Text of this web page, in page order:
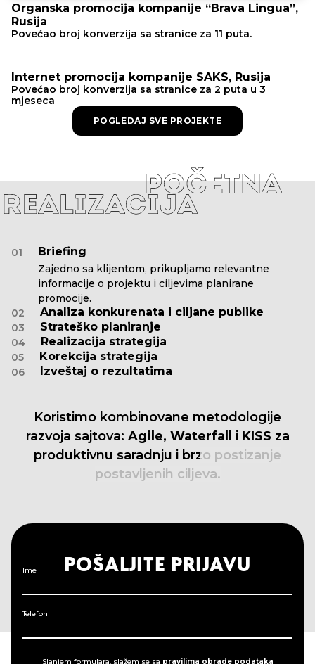
Organska promocija kompanije “Brava Lingua”,
Rusija
Povećao broj konverzija sa stranice za 11 puta.
Internet promocija kompanije SAKS, Rusija
Povećao broj konverzija sa stranice za 2 puta u 3
mjeseca
POGLEDAJ SVE PROJEKTE
01 Briefing
Zajedno sa klijentom, prikupljamo relevantne
informacije o projektu i ciljevima planirane
promocije.
02
Analiza konkurenata i ciljane publike
03 Strateško planiranje
04 Realizacija strategija
05 Korekcija strategija
06 Izveštaj o rezultatima
Koristimo kombinovane metodologije
razvoja sajtova: Agile, Waterfall i KISS za
produktivnu saradnju i brzo postizanje
postavljenih ciljeva.
Ime
Telefon
Slanjem formulara, slažem se sa pravilima obrade podataka
POŠALJITE PRIJAVU